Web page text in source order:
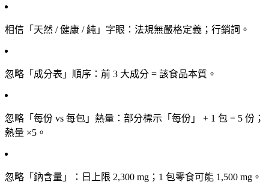
相信「天然 / 健康 / 純」字眼 ：法規無嚴格定義；行銷詞。
忽略「成分表」順序 ：前 3 大成分 = 該食品本質。
忽略「每份 vs 每包」熱量 ：部分標示「每份」 + 1 包 = 5 份；
熱量 ×5。
忽略「鈉含量」 ：日上限 2,300 mg；1 包零食可能 1,500 mg。